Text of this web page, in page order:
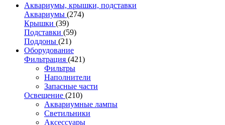
Аквариумы, крышки, подставки
Аквариумы (274)
Крышки (39)
Подставки (59)
Поддоны (21)
Оборудование
Фильтрация (421)
Фильтры
Наполнители
Запасные части
Освещение (210)
Аквариумные лампы
Светильники
Аксессуары